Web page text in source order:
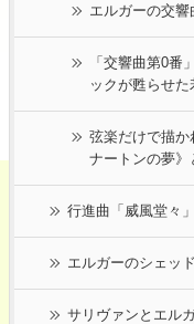
エルガーの交響
「交響曲第0
ックが甦らせ
弦楽だけで描
ナートンの夢》
行進曲「威風堂々
エルガーのシェッ
サリヴァンとエル